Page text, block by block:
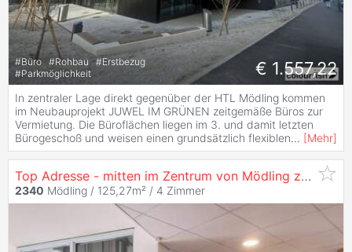
#Büro #Rohbau #Erstbezug
#Parkmöglichkeit € 1.557,22
In zentraler Lage direkt gegenüber der HTL Mödling kommen
im Neubauprojekt JUWEL IM GRÜNEN zeitgemäße Büros zur
Vermietung. Die Büroflächen liegen im 3. und damit letzten
Bürogeschoß und weisen einen grundsätzlich flexiblen... [Mehr]
Top Adresse - mitten im Zentrum von Mödling zu
2340 Mödling / 125,27m² / 4 Zimmer